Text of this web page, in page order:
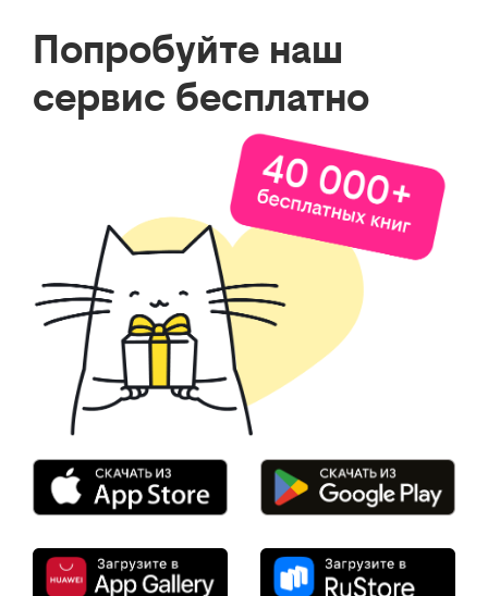
Попробуйте наш
сервис бесплатно